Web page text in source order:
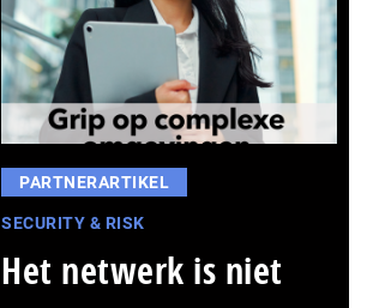
PARTNERARTIKEL
SECURITY & RISK
Het netwerk is niet